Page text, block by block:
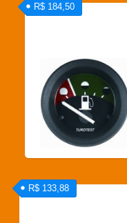
R$ 184,50
R$ 133,88